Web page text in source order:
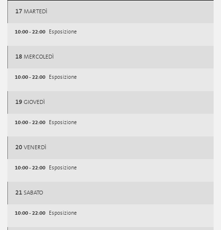
17 MARTEDÌ
10:00 - 22:00 Esposizione
18 MERCOLEDÌ
10:00 - 22:00 Esposizione
19 GIOVEDÌ
10:00 - 22:00 Esposizione
20 VENERDÌ
10:00 - 22:00 Esposizione
21 SABATO
10:00 - 22:00 Esposizione